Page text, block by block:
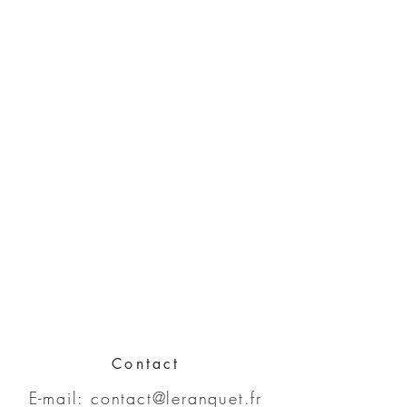
Contact
E-mail:contact@leranquet.fr